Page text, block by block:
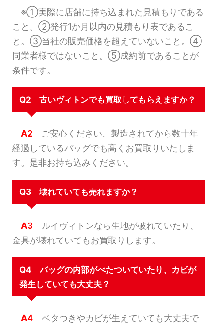
※①実際に店舗に持ち込まれた見積もりである
こと。②発行1か月以内の見積もり表であるこ
と。③当社の販売価格を超えていないこと。④
同業者様ではないこと。⑤成約前であることが
条件です。
Q2 古いヴィトンでも買取してもらえますか？
A2 ご安心ください。製造されてから数十年
経過しているバッグでも高くお買取りいたしま
す。是非お持ち込みください。
Q3 壊れていても売れますか？
A3 ルイヴィトンなら生地が破れていたり、
金具が壊れていてもお買取りします。
Q4 バッグの内部がべたついていたり、カビが
発生していても大丈夫？
A4 ベタつきやカビが生えていても大丈夫で